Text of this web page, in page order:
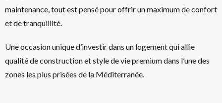
maintenance, tout est pensé pour offrir un maximum de confort
et de tranquillité.
Une occasion unique d’investir dans un logement qui allie
qualité de construction et style de vie premium dans l’une des
zones les plus prisées de la Méditerranée.